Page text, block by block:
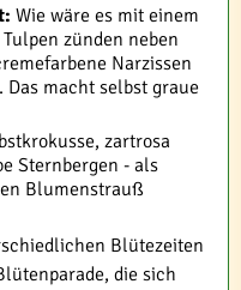
Wie wäre es mit einem
zünden neben
Narzissen
macht selbst graue
zartrosa
Sternbergen - als
Blumenstrauß
Blütezeiten
die sich